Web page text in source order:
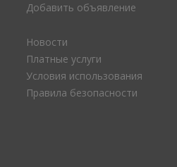
Добавить объявление
Новости
Платные услуги
Условия использования
Правила безопасности